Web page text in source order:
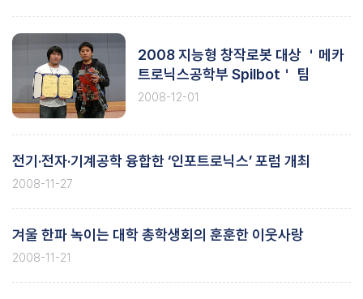
2008 지능형 창작로봇 대상 ＇메카
트로닉스공학부 Spilbot＇ 팀
2008-12-01
전기·전자·기계공학 융합한 ‘인포트로닉스’ 포럼 개최
2008-11-27
겨울 한파 녹이는 대학 총학생회의 훈훈한 이웃사랑
2008-11-21